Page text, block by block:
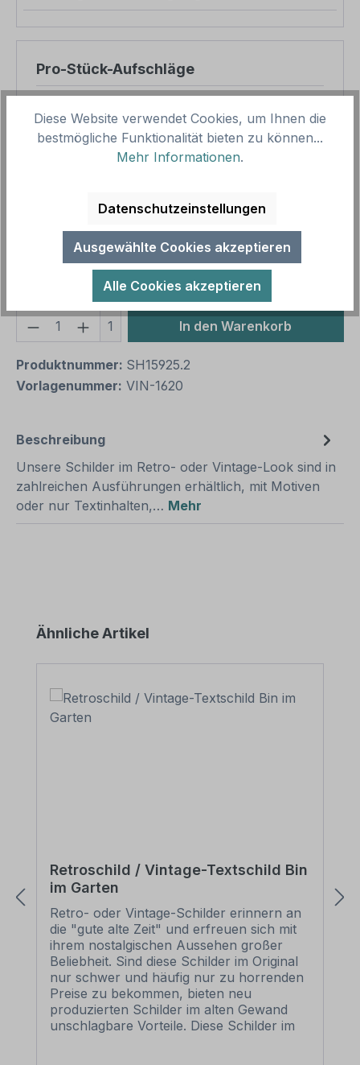
Pro-Stück-Aufschläge
Zwischensumme
31,89 €
Gesamtpreis
Preise inkl. MwSt. zzgl. Versandkosten
Aufgrund von Neuberechnungen im Warenkorb sind
abweichende Endpreise möglich.
Produkt Anzahl: Gib den gewünschten
1 In den Warenkorb
Produktnummer: SH15925.2
Vorlagenummer: VIN-1620
Beschreibung
Unsere Schilder im Retro- oder Vintage-Look sind in
zahlreichen Ausführungen erhältlich, mit Motiven
oder nur Textinhalten,… Mehr
Produktgalerie überspringen
Ähnliche Artikel
Retroschild / Vintage-Textschild Bin
im Garten
Retro- oder Vintage-Schilder erinnern an
die "gute alte Zeit" und erfreuen sich mit
ihrem nostalgischen Aussehen großer
Beliebheit. Sind diese Schilder im Original
nur schwer und häufig nur zu horrenden
Preise zu bekommen, bieten neu
produzierten Schilder im alten Gewand
unschlagbare Vorteile. Diese Schilder im
Diese Website verwendet Cookies, um Ihnen die
bestmögliche Funktionalität bieten zu können...
Mehr Informationen.
Datenschutzeinstellungen
Ausgewählte Cookies akzeptieren
Alle Cookies akzeptieren